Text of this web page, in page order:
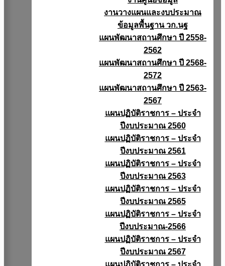
งานวางแผนและงบประมาณ
ข้อมูลพื้นฐาน วก.นฐ
แผนพัฒนาสถานศึกษา ปี 2558-
2562
แผนพัฒนาสถานศึกษา ปี 2568-
2572
แผนพัฒนาสถานศึกษา ปี 2563-
2567
แผนปฏิบัติราชการ – ประจำ
ปีงบประมาณ 2560
แผนปฏิบัติราชการ – ประจำ
ปีงบประมาณ 2561
แผนปฏิบัติราชการ – ประจำ
ปีงบประมาณ 2563
แผนปฏิบัติราชการ – ประจำ
ปีงบประมาณ 2565
แผนปฏิบัติราชการ – ประจำ
ปีงบประมาณ-2566
แผนปฏิบัติราชการ – ประจำ
ปีงบประมาณ 2567
แผนปฏิบัติราชการ – ประจำ